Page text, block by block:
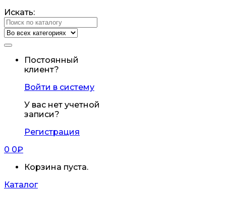
Искать:
Постоянный
клиент?
Войти в систему
У вас нет учетной
записи?
Регистрация
0 0₽
Корзина пуста.
Каталог